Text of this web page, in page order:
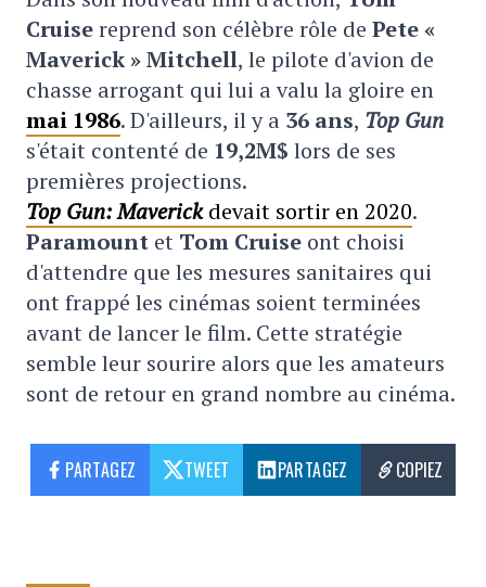
Cruisereprend son célèbre rôle de Pete «
Maverick » Mitchell, le pilote d'avion de
chasse arrogant qui lui a valu la gloire en
mai 1986. D'ailleurs, il y a 36 ans, Top Gun
s'était contenté de 19,2M$ lors de ses
premières projections.
Top Gun: Maverickdevait sortir en 2020.
Paramount et Tom Cruise ont choisi
d'attendre que les mesures sanitaires qui
ont frappé les cinémas soient terminées
avant de lancer le film. Cette stratégie
semble leur sourire alors que les amateurs
sont de retour en grand nombre au cinéma.
PARTAGEZ TWEET PARTAGEZ COPIEZ